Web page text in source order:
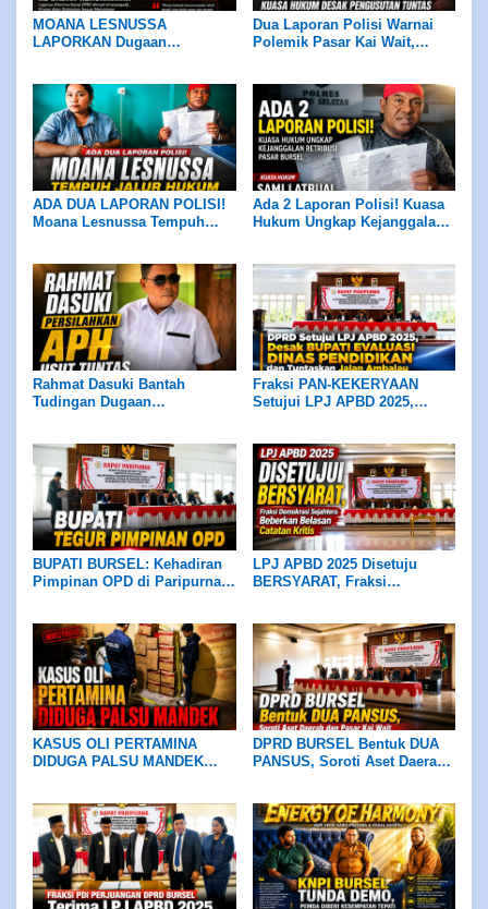
MOANA LESNUSSA
LAPORKAN Dugaan
DPRD Pastikan Diproses
Sesuai Mekanisme
Dua Laporan Polisi Warnai
Polemik Pasar Kai Wait,
Hukum Desak Pengusutan
hingga Pansus DPRD Bekerja
Objektif
ADA DUA LAPORAN POLISI!
Moana Lesnussa Tempuh
DPRD
Ada 2 Laporan Polisi! Kuasa
Hukum Ungkap Kejanggalan
Rahmat Dasuki Bantah
Tudingan Dugaan
Usut Tuntas
Fraksi PAN-KEKERYAAN
Setujui LPJ APBD 2025,
Jalan Ambalau
BUPATI BURSEL: Kehadiran
Pimpinan OPD di Paripurna
LPJ APBD 2025 Disetuju
BERSYARAT, Fraksi
Kritis
KASUS OLI PERTAMINA
DIDUGA PALSU MANDEK
Tangan
DPRD BURSEL Bentuk DUA
PANSUS, Soroti Aset Daerah